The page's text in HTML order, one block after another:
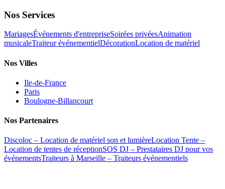
Nos Services
MariagesÉvénements d'entrepriseSoirées privéesAnimation
musicaleTraiteur événementielDécorationLocation de matériel
Nos Villes
Ile-de-France
Paris
Boulogne-Billancourt
Nos Partenaires
Discoloc – Location de matériel son et lumièreLocation Tente –
Location de tentes de réceptionSOS DJ – Prestataires DJ pour vos
événementsTraiteurs à Marseille – Traiteurs événementiels